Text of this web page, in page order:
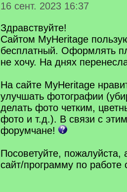
16 сент. 2023 16:37
Здравствуйте!
Сайтом MyHeritage
бесплатный. Оформлять
не хочу. На днях
На сайте MyHeritage
улучшать фотографии
делать фото четким,
фото и т.д.). В связи с
форумчане!
Посоветуйте, пожалуйста,
сайт/программу по